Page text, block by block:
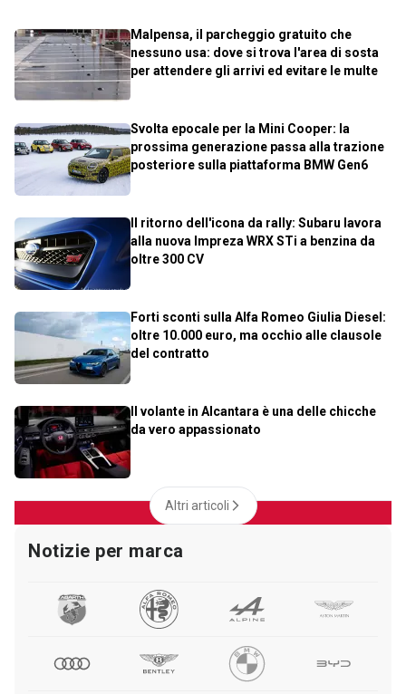
Malpensa, il parcheggio gratuito che
nessuno usa: dove si trova l'area di sosta
per attendere gli arrivi ed evitare le multe
Svolta epocale per la Mini Cooper: la
prossima generazione passa alla trazione
posteriore sulla piattaforma BMW Gen6
Il ritorno dell'icona da rally: Subaru lavora
alla nuova Impreza WRX STi a benzina da
oltre 300 CV
Forti sconti sulla Alfa Romeo Giulia Diesel:
oltre 10.000 euro, ma occhio alle clausole
del contratto
Il volante in Alcantara è una delle chicche
da vero appassionato
Altri articoli
Notizie per marca